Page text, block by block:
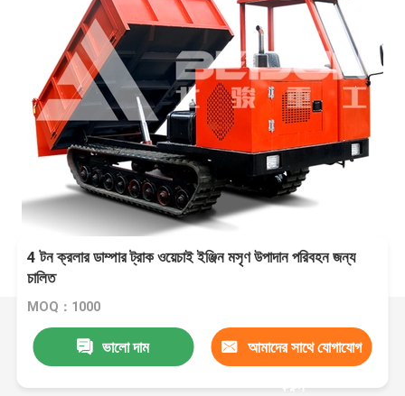
4 টন ক্রলার ডাম্পার ট্রাক ওয়েচাই ইঞ্জিন মসৃণ উপাদান পরিবহন জন্য
চালিত
MOQ：1000
ভালো দাম আমাদের সাথে যোগাযোগ
করুন